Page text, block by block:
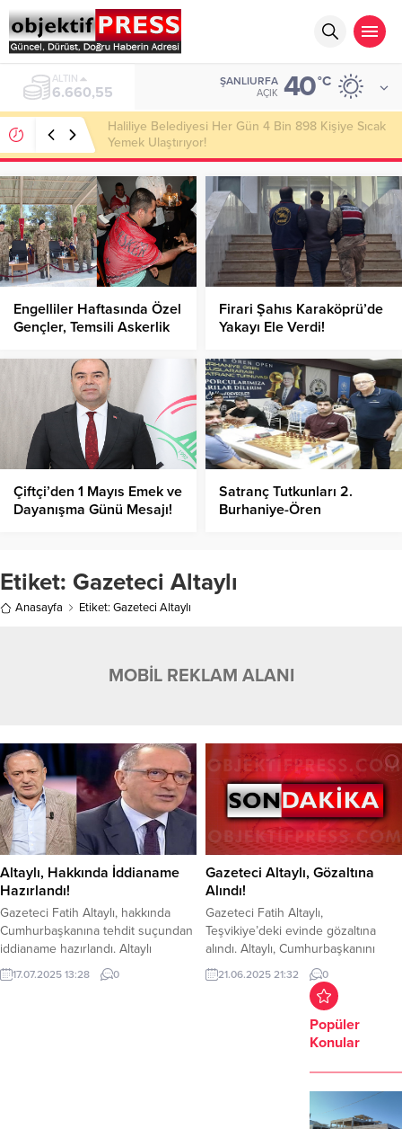
ALTIN
6.660,55
ŞANLIURFA
AÇIK 40°C
Haliliye Belediyesi Her Gün 4 Bin 898 Kişiye Sıcak
Yemek Ulaştırıyor!
Engelliler Haftasında Özel
Gençler, Temsili Askerlik
Firari Şahıs Karaköprü’de
Yakayı Ele Verdi!
Çiftçi’den 1 Mayıs Emek ve
Dayanışma Günü Mesajı!
Satranç Tutkunları 2.
Burhaniye-Ören
Etiket: Gazeteci Altaylı
Anasayfa Etiket: Gazeteci Altaylı
MOBİL REKLAM ALANI
Altaylı, Hakkında İddianame
Hazırlandı!
Gazeteci Fatih Altaylı, hakkında
Cumhurbaşkanına tehdit suçundan
iddianame hazırlandı. Altaylı
hakkında ‘Cumhurbaşkanı’na
hakaret’ suçlamasıyla a
17.07.2025 13:28 0
Gazeteci Altaylı, Gözaltına
Alındı!
Gazeteci Fatih Altaylı,
Teşvikiye’deki evinde gözaltına
alındı. Altaylı, Cumhurbaşkanını
tehdit ve hakaret’ suçlamasıyla
gözaltına alındı. Altaylı hakkında
re’sen soruşturma başlatıldı.
21.06.2025 21:32 0
Popüler
Konular